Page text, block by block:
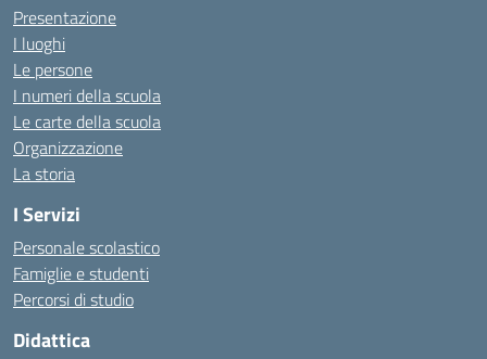
Presentazione
I luoghi
Le persone
I numeri della scuola
Le carte della scuola
Organizzazione
La storia
I Servizi
Personale scolastico
Famiglie e studenti
Percorsi di studio
Didattica